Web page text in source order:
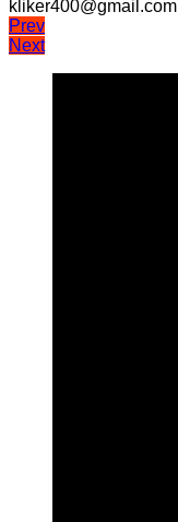
kliker400@gmail.com
Навігація
записів
Prev
Next